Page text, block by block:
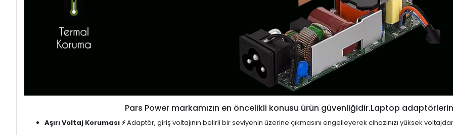
Pars Power markamızın en öncelikli konusu ürün güvenliğidir.Laptop
Aşırı Voltaj Koruması ⚡Adaptör, giriş voltajının belirli bir seviyenin üzerine çıkmasını engelleyerek cihazınızı yüksek